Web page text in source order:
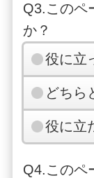
Q3.このペ
か？
役に立
どちら
役に立
Q4.このペ